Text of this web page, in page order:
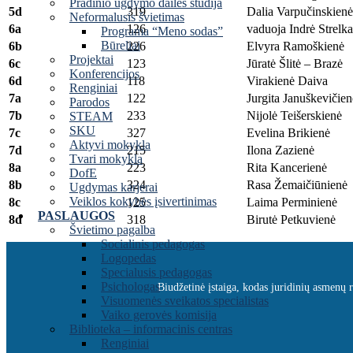
Neformalusis švietimas
Programa “Meno sodas”
Būreliai
Projektai
Konferencijos
Renginiai
Parodos
STEAM
SKU
Aktyvi mokykla
Tvari mokykla
DofE
Ugdymas karjerai
Veiklos kokybės įsivertinimas
PASLAUGOS
Švietimo pagalba
Socialinis pedagogas
Logopedas
Specialusis pedagogas
Psichologas
Visuomenės sveikatos specialistas
Vaiko gerovės komisija
Biblioteka – informacinis centras
Renginiai
5d
319
Dalia Varpučinskienė
6a
126
vaduoja Indrė
6b
226
Elvyra Ramoškienė
6c
123
Jūratė Šlitė – Brazė
6d
118
Virakienė Daiva
7a
122
Jurgita
7b
233
Nijolė Teišerskienė
7c
327
Evelina Brikienė
7d
215
Ilona Zazienė
8a
223
Rita Kancerienė
8b
324
Rasa Žemaičiūnienė
8c
125
Laima Perminienė
8d
318 Birutė Petkuvienė
Biudžetinė įstaiga, kodas juridinių